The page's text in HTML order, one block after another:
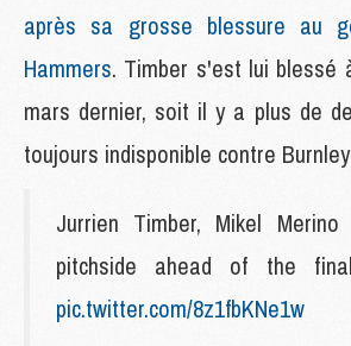
après sa grosse blessure au
Hammers. Timber s'est lui blessé
mars dernier, soit il y a plus de
toujours indisponible contre
Jurrien Timber, Mikel
pitchside ahead of the
pic.twitter.com/8z1fbKNe1w